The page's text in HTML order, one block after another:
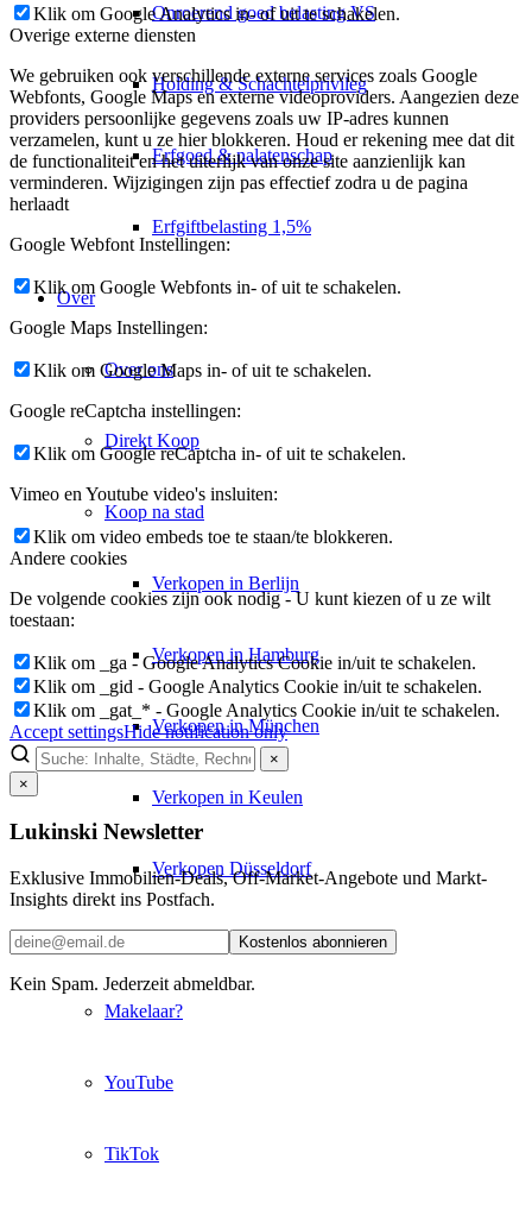
Onroerend goed belasting VS
Holding & Schachtelprivileg
Erfgoed & nalatenschap
Erfgiftbelasting 1,5%
Over
Over ons
Direkt Koop
Koop na stad
Verkopen in Berlijn
Verkopen in Hamburg
Verkopen in München
Verkopen in Keulen
Verkopen Düsseldorf
Verkopen in Frankfurt
Makelaar?
YouTube
TikTok
Klik om Google Analytics in- of uit te schakelen.
Overige externe diensten
We gebruiken ook verschillende externe services zoals Google
Webfonts, Google Maps en externe videoproviders. Aangezien deze
providers persoonlijke gegevens zoals uw IP-adres kunnen
verzamelen, kunt u ze hier blokkeren. Houd er rekening mee dat dit
de functionaliteit en het uiterlijk van onze site aanzienlijk kan
verminderen. Wijzigingen zijn pas effectief zodra u de pagina
herlaadt
Google Webfont Instellingen:
Klik om Google Webfonts in- of uit te schakelen.
Google Maps Instellingen:
Klik om Google Maps in- of uit te schakelen.
Google reCaptcha instellingen:
Klik om Google reCaptcha in- of uit te schakelen.
Vimeo en Youtube video's insluiten:
Klik om video embeds toe te staan/te blokkeren.
Andere cookies
De volgende cookies zijn ook nodig - U kunt kiezen of u ze wilt
toestaan:
Klik om _ga - Google Analytics Cookie in/uit te schakelen.
Klik om _gid - Google Analytics Cookie in/uit te schakelen.
Klik om _gat_* - Google Analytics Cookie in/uit te schakelen.
Accept settingsHide notification only
×
×
Lukinski Newsletter
Exklusive Immobilien-Deals, Off-Market-Angebote und Markt-
Insights direkt ins Postfach.
Kostenlos abonnieren
Kein Spam. Jederzeit abmeldbar.